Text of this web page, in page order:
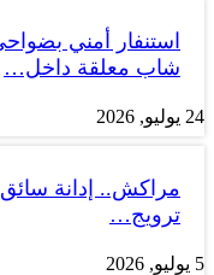
استنفار أمني
شاب معلقة داخل…
24 يوليو, 2026
مراكش.. إدانة
ترويج…
5 يوليو, 2026